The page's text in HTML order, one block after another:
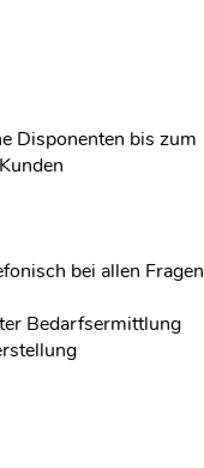
Disponenten bis zum
bei allen Fragen
Bedarfsermittlung